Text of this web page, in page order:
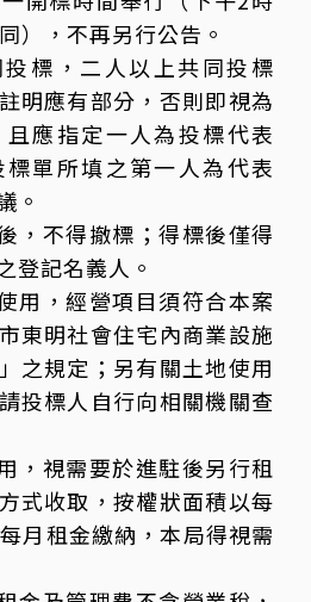
），不再另行公告。
標，二人以上共同投標
明應有部分，否則即視為
應指定一人為投標代表
單所填之第一人為代表
。
，不得撤標；得標後僅得
登記名義人。
用，經營項目須符合本案
東明社會住宅內商業設施
之規定；另有關土地使用
投標人自行向相關機關查
，視需要於進駐後另行租
式收取，按權狀面積以每
月租金繳納，本局得視需